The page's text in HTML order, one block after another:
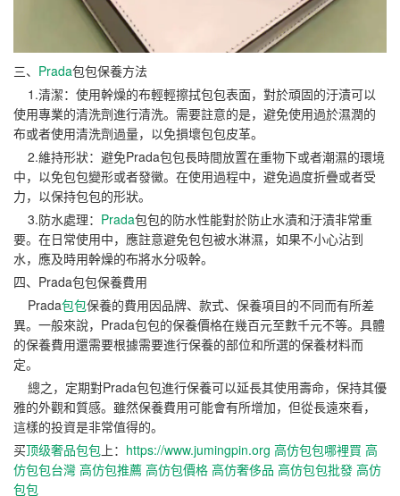
三、 Prada包包保養方法
1.清潔：使用幹燥的布輕輕擦拭包包表面，對於頑固的汙漬可以
使用專業的清洗劑進行清洗。需要註意的是，避免使用過於濕潤的
布或者使用清洗劑過量，以免損壞包包皮革。
2.維持形狀：避免Prada包包長時間放置在重物下或者潮濕的環境
中，以免包包變形或者發黴。在使用過程中，避免過度折疊或者受
力，以保持包包的形狀。
3.防水處理： Prada包包的防水性能對於防止水漬和汙漬非常重
要。在日常使用中，應註意避免包包被水淋濕，如果不小心沾到
水，應及時用幹燥的布將水分吸幹。
四、Prada包包保養費用
Prada包包保養的費用因品牌、款式、保養項目的不同而有所差
異。一般來說，Prada包包的保養價格在幾百元至數千元不等。具體
的保養費用還需要根據需要進行保養的部位和所選的保養材料而
定。
總之，定期對Prada包包進行保養可以延長其使用壽命，保持其優
雅的外觀和質感。雖然保養費用可能會有所增加，但從長遠來看，
這樣的投資是非常值得的。
买顶级奢品包包 上： https://www.jumingpin.org 高仿包包哪裡買 高
仿包包台灣 高仿包推薦 高仿包價格 高仿奢侈品 高仿包包批發 高仿
包包